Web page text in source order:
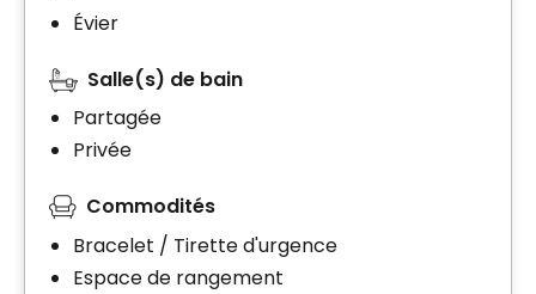
Évier
Salle(s) de bain
Partagée
Privée
Commodités
Bracelet / Tirette d'urgence
Espace de rangement